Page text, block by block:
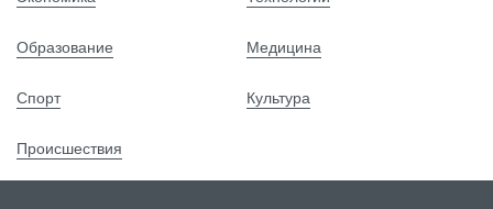
Образование Медицина
Спорт Культура
Происшествия